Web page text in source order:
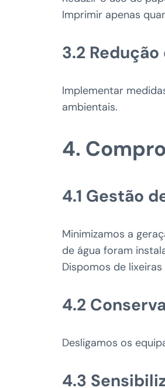
Imprimir apenas
3.2
Implementar
ambientais.
4.
4.1 Gestão
Minimizamos a
de água foram
Dispomos de
4.2
Desligamos os
4.3